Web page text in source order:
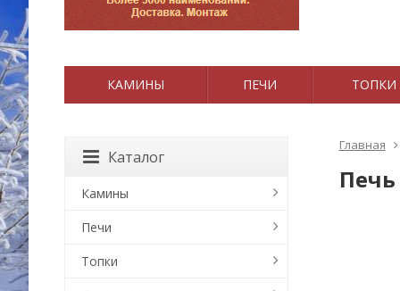
КАМИНЫ ПЕЧИ ТОПКИ
Главная
Каталог
Камины
Печи
Топки